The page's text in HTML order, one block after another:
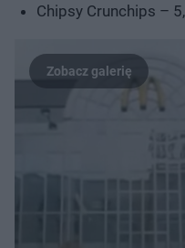
Chipsy Crunchips –